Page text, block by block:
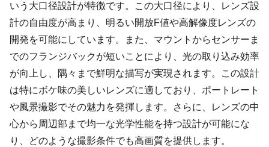
いう大口径設計が特徴です。この大口径により、レンズ設
計の自由度が高まり、明るい開放F値や高解像度レンズの
開発を可能にしています。また、マウントからセンサーま
でのフランジバックが短いことにより、光の取り込み効率
が向上し、隅々まで鮮明な描写が実現されます。この設計
は特にボケ味の美しいレンズに適しており、ポートレート
や風景撮影でその魅力を発揮します。さらに、レンズの中
心から周辺部まで均一な光学性能を持つ設計が可能にな
り、どのような撮影条件でも高画質を提供します。